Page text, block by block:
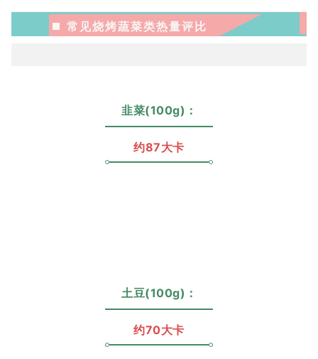
常见烧烤蔬菜类热量评比
韭菜(100g)：
约87大卡
土豆(100g)：
约70大卡